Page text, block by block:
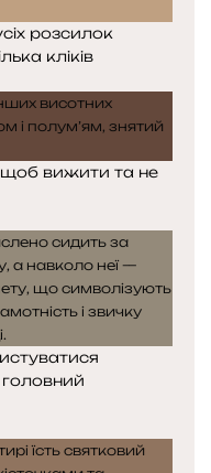
розсилок
кліків
щоб вижити та не
головний